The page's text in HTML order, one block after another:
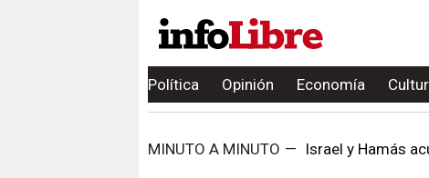
Política Opinión Economía
MINUTO A MINUTO — Israel y Hamás